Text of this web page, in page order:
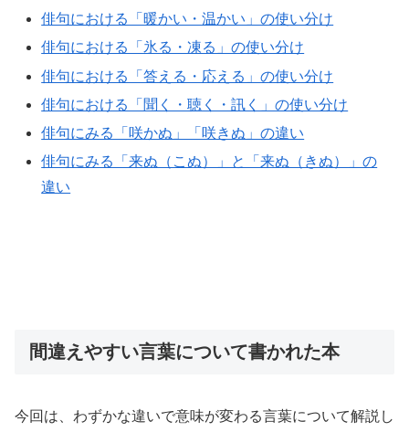
俳句における「暖かい・温かい」の使い分け
俳句における「氷る・凍る」の使い分け
俳句における「答える・応える」の使い分け
俳句における「聞く・聴く・訊く」の使い分け
俳句にみる「咲かぬ」「咲きぬ」の違い
俳句にみる「来ぬ（こぬ）」と「来ぬ（きぬ）」の
違い
間違えやすい言葉について書かれた本
今回は、わずかな違いで意味が変わる言葉について解説し